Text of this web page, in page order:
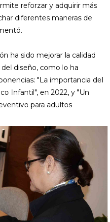
reforzar y adquirir más
diferentes maneras de
ha sido mejorar la calidad
diseño, como lo ha
"La importancia del
Infantil", en 2022, y "Un
para adultos